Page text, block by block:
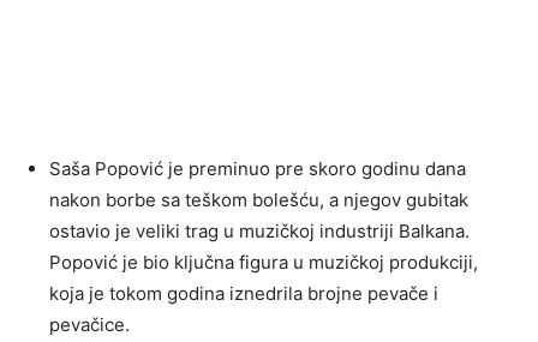
Saša Popović je preminuo pre skoro godinu dana
nakon borbe sa teškom bolešću, a njegov gubitak
ostavio je veliki trag u muzičkoj industriji Balkana.
Popović je bio ključna figura u muzičkoj produkciji,
koja je tokom godina iznedrila brojne pevače i
pevačice.